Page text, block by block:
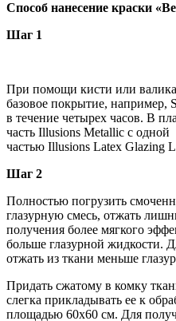
Способ нанесение краски
Шаг 1
При помощи кисти или валика
базовое покрытие, например,
в течение четырех часов. В
часть Illusions Metallic с одной
частью Illusions Latex Glazing
Шаг 2
Полностью погрузить
глазурную смесь, отжать
получения более мягкого
больше глазурной жидкости.
отжать из ткани меньше
Придать сжатому в комку
слегка прикладывать ее к
площадью 60x60 см. Для